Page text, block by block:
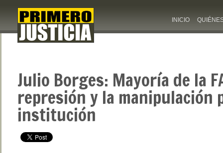
INICIO
Julio Borges: Mayoría de la
represión y la manipulación
institución